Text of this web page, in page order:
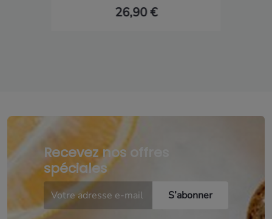
26,90 €
Recevez nos offres
spéciales